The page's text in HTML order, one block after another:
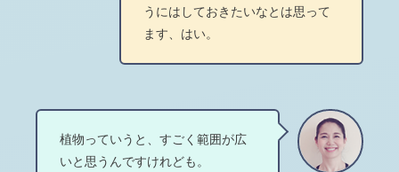
うにはしておきたいなとは思って
ます、はい。
植物っていうと、すごく範囲が広
いと思うんですけれども。